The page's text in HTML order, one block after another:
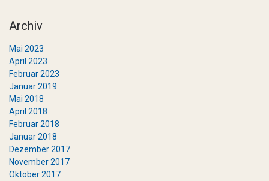
Archiv
Mai 2023
April 2023
Februar 2023
Januar 2019
Mai 2018
April 2018
Februar 2018
Januar 2018
Dezember 2017
November 2017
Oktober 2017